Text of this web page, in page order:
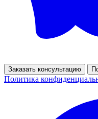
Заказать консультацию
Политика